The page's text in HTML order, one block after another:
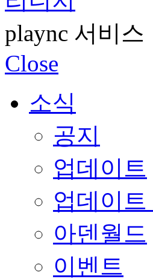
plaync 서비스
Close
소식
공지
업데이트
업데이트
아덴월드
이벤트